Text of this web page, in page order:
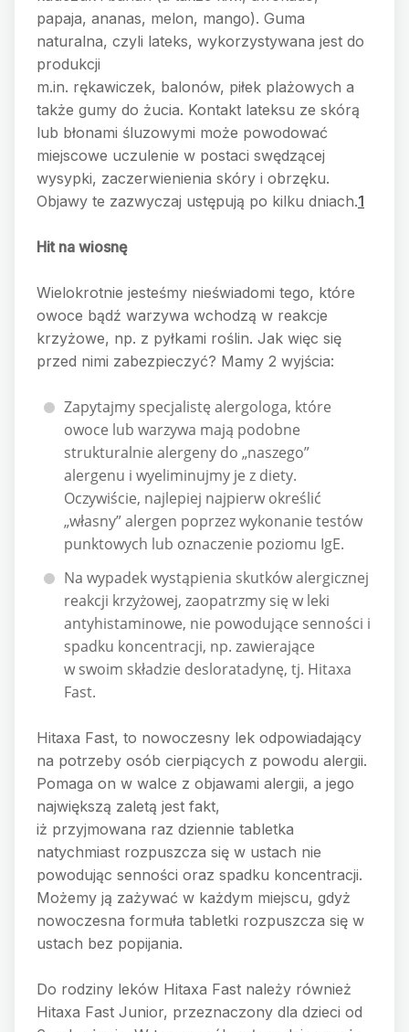
papaja, ananas, melon, mango). Guma
naturalna, czyli lateks, wykorzystywana jest do
produkcji
m.in. rękawiczek, balonów, piłek plażowych a
także gumy do żucia. Kontakt lateksu ze skórą
lub błonami śluzowymi może powodować
miejscowe uczulenie w postaci swędzącej
wysypki, zaczerwienienia skóry i obrzęku.
Objawy te zazwyczaj ustępują po kilku dniach.1
Hit na wiosnę
Wielokrotnie jesteśmy nieświadomi tego, które
owoce bądź warzywa wchodzą w reakcje
krzyżowe, np. z pyłkami roślin. Jak więc się
przed nimi zabezpieczyć? Mamy 2 wyjścia:
Zapytajmy specjalistę alergologa, które
owoce lub warzywa mają podobne
strukturalnie alergeny do „naszego”
alergenu i wyeliminujmy je z diety.
Oczywiście, najlepiej najpierw określić
„własny” alergen poprzez wykonanie testów
punktowych lub oznaczenie poziomu IgE.
Na wypadek wystąpienia skutków alergicznej
reakcji krzyżowej, zaopatrzmy się w leki
antyhistaminowe, nie powodujące senności i
spadku koncentracji, np. zawierające
w swoim składzie desloratadynę, tj. Hitaxa
Fast.
Hitaxa Fast, to nowoczesny lek odpowiadający
na potrzeby osób cierpiących z powodu alergii.
Pomaga on w walce z objawami alergii, a jego
największą zaletą jest fakt,
iż przyjmowana raz dziennie tabletka
natychmiast rozpuszcza się w ustach nie
powodując senności oraz spadku koncentracji.
Możemy ją zażywać w każdym miejscu, gdyż
nowoczesna formuła tabletki rozpuszcza się w
ustach bez popijania.
Do rodziny leków Hitaxa Fast należy również
Hitaxa Fast Junior, przeznaczony dla dzieci od